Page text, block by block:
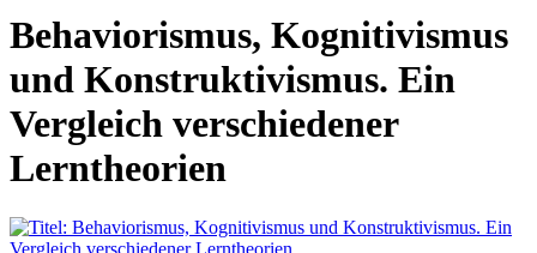
Behaviorismus, Kognitivismus
und Konstruktivismus. Ein
Vergleich verschiedener
Lerntheorien